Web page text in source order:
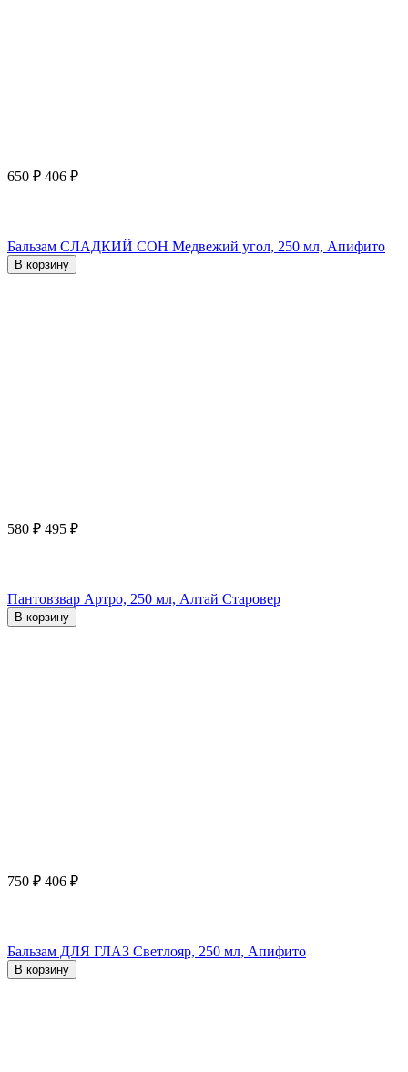
650 ₽ 406 ₽
Бальзам СЛАДКИЙ СОН Медвежий угол, 250 мл, Апифито
В корзину
580 ₽ 495 ₽
Пантовзвар Артро, 250 мл, Алтай Старовер
В корзину
750 ₽ 406 ₽
Бальзам ДЛЯ ГЛАЗ Светлояр, 250 мл, Апифито
В корзину